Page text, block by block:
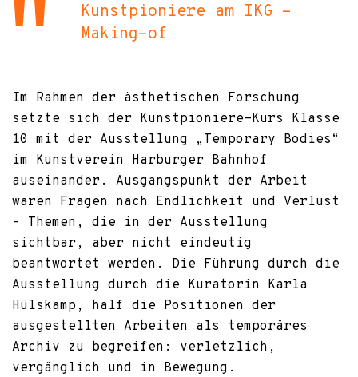
Kunstpioniere am IKG -
Making-of
Im Rahmen der ästhetischen Forschung
setzte sich der Kunstpioniere-Kurs Klasse
10 mit der Ausstellung „Temporary Bodies“
im Kunstverein Harburger Bahnhof
auseinander. Ausgangspunkt der Arbeit
waren Fragen nach Endlichkeit und Verlust
– Themen, die in der Ausstellung
sichtbar, aber nicht eindeutig
beantwortet werden. Die Führung durch die
Ausstellung durch die Kuratorin Karla
Hülskamp, half die Positionen der
ausgestellten Arbeiten als temporäres
Archiv zu begreifen: verletzlich,
vergänglich und in Bewegung.